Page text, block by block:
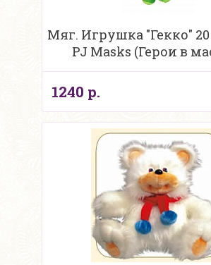
Мяг. Игрушка "Гекко" 20
PJ Masks (Герои в
1240 р.